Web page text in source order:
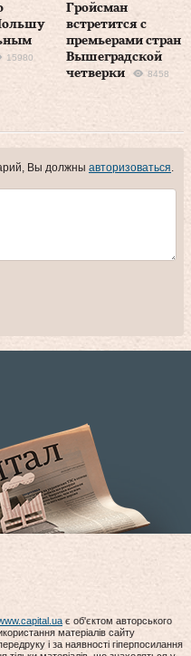
15980
Гройсман
встретится с
премьерами стран
Вышеградской
четверки
8458
Вы должны авторизоваться
є об'єктом авторського
матеріалів сайту
і за наявності гіперпосилання